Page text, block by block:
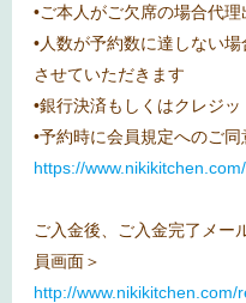
•ご本人がご欠席の場合代
•人数が予約数に達しない
させていただきます
•銀行決済もしくはクレジ
•予約時に会員規定へのご
https://
ご入金後、ご入金完了メー
員画面＞
http://